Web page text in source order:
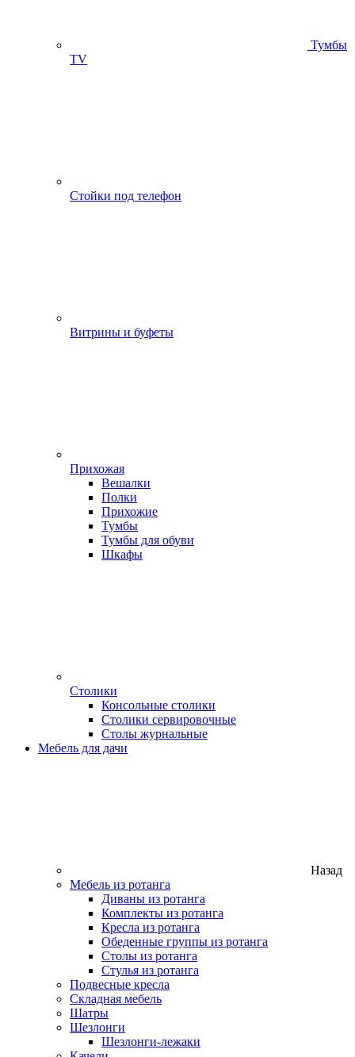
Тумбы
ТV
Стойки под телефон
Витрины и буфеты
Прихожая
Вешалки
Полки
Прихожие
Тумбы
Тумбы для обуви
Шкафы
Столики
Консольные столики
Столики сервировочные
Столы журнальные
Мебель для дачи
Назад
Мебель из ротанга
Диваны из ротанга
Комплекты из ротанга
Кресла из ротанга
Обеденные группы из ротанга
Столы из ротанга
Стулья из ротанга
Подвесные кресла
Складная мебель
Шатры
Шезлонги
Шезлонги-лежаки